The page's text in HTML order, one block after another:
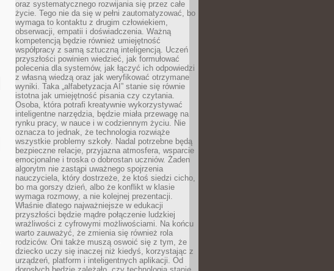
oraz systematycznego rozwijania się przez całe
życie. Tego nie da się w pełni zautomatyzować, bo
wymaga to kontaktu z drugim człowiekiem,
obserwacji, empatii i doświadczenia. Ważną
kompetencją będzie również umiejętność
współpracy z samą sztuczną inteligencją. Uczeń
przyszłości powinien wiedzieć, jak formułować
polecenia dla systemów, jak łączyć ich odpowiedzi
z własną wiedzą oraz jak weryfikować otrzymane
wyniki. Taka „alfabetyzacja AI” stanie się równie
istotna jak umiejętność pisania czy czytania.
Osoba, która potrafi kreatywnie wykorzystywać
inteligentne narzędzia, będzie miała przewagę na
rynku pracy, w nauce i w codziennym życiu. Nie
oznacza to jednak, że technologia rozwiąże
wszystkie problemy szkoły. Nadal potrzebne będą
bezpieczne relacje, przyjazna atmosfera, wsparcie
emocjonalne i troska o dobrostan uczniów. Żaden
algorytm nie zastąpi uważnego spojrzenia
nauczyciela, który dostrzeże, że ktoś siedzi cicho,
bo ma gorszy dzień, albo że konflikt w klasie
wymaga rozmowy, a nie kolejnej prezentacji.
Właśnie dlatego najważniejsze w edukacji
przyszłości będzie mądre połączenie ludzkiej
wrażliwości z cyfrowymi możliwościami. Na końcu
warto zauważyć, że zmienia się również rola
rodziców. Oni także muszą oswoić się z tym, że
dziecko uczy się inaczej niż kiedyś, korzystając z
urządzeń, platform i inteligentnych aplikacji. Od